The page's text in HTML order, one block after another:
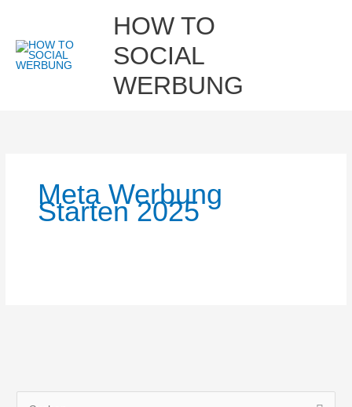
springen
HOW TO
SOCIAL
WERBUNG
Meta Werbung
Starten 2025